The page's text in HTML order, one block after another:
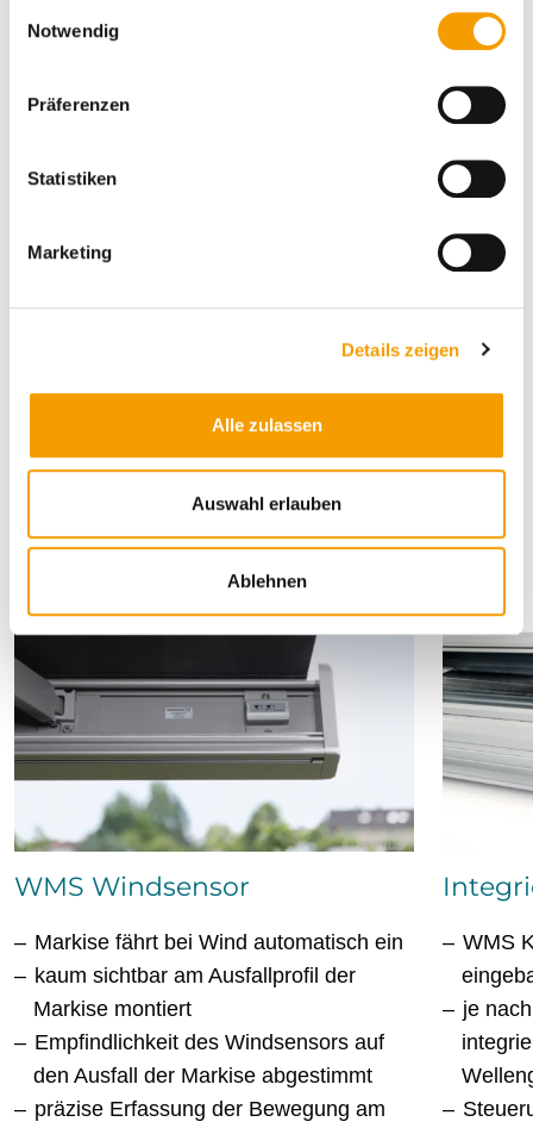
Notwendig
Präferenzen
Statistiken
Marketing
Details zeigen
Alle zulassen
Auswahl erlauben
Ablehnen
Details und Varianten
Ausstattungsextras
WMS Windsensor
Markise fährt bei Wind automatisch ein
kaum sichtbar am Ausfallprofil der
Markise montiert
Empfindlichkeit des Windsensors auf
den Ausfall der Markise abgestimmt
präzise Erfassung der Bewegung am
WMS
je